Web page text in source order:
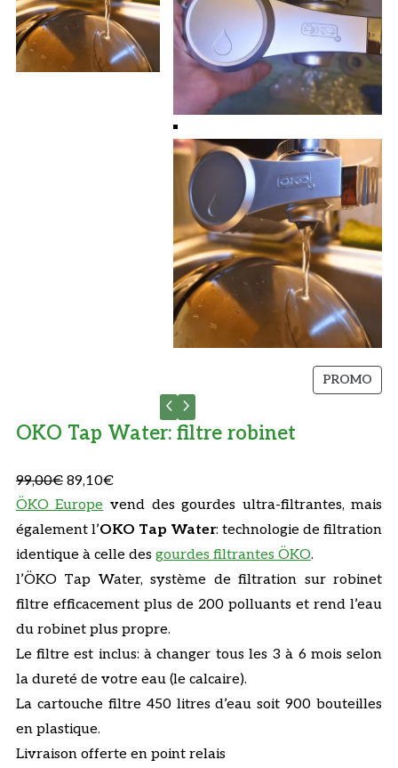
PROMOP
R
T
R
O
O
OKO Tap Water: filtre robinet
99,00€ L
e
p
r
i
x
i
n
i
i
89,10€L
e
p
r
i
x
a
c
t
u
l
ÖKO Europe vend des gourdes ultra-filtrantes, mais
également l’OKO Tap Water: technologie de filtration
identique à celle des gourdes filtrantes ÖKO.
l’ÖKO Tap Water, système de filtration sur robinet
filtre efficacement plus de 200 polluants et rend l’eau
du robinet plus propre.
Le filtre est inclus: à changer tous les 3 à 6 mois selon
la dureté de votre eau (le calcaire).
La cartouche filtre 450 litres d’eau soit 900 bouteilles
en plastique.
Livraison offerte en point relais